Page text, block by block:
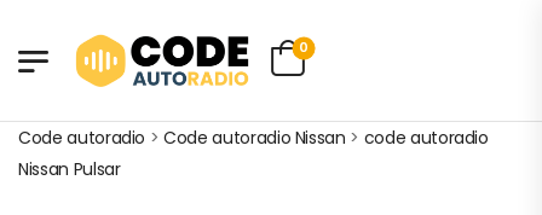
0
Code autoradio >Code autoradio Nissan > code autoradio
Nissan Pulsar